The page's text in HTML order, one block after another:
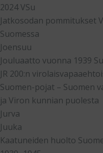
2024 VSu
Jatkosodan pommitukset
Suomessa
Joensuu
Jouluaatto vuonna 1939
JR 200:n
Suomen-pojat – Suomen
ja Viron kunnian puolesta
Jurva
Juuka
Kaatuneiden huolto